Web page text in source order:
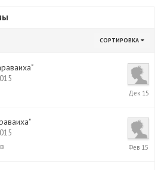
СОРТИРОВКА
12
Дек
28